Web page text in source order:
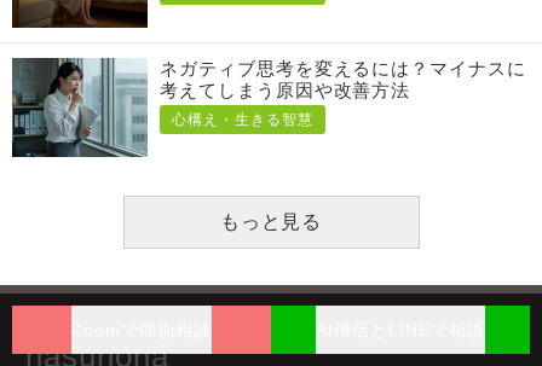
ネガティブ思考を変えるには？マイナスに
考えてしまう原因や改善方法
心構え・生きる智慧
もっと見る
hasunoha